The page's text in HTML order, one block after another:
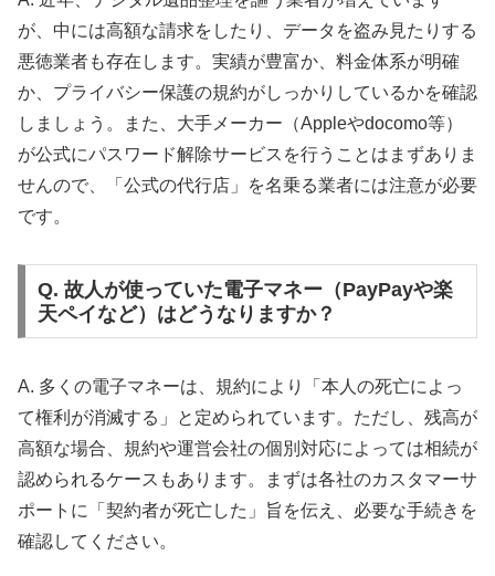
が、中には高額な請求をしたり、データを盗み見たりする
悪徳業者も存在します。実績が豊富か、料金体系が明確
か、プライバシー保護の規約がしっかりしているかを確認
しましょう。また、大手メーカー（Appleやdocomo等）
が公式にパスワード解除サービスを行うことはまずありま
せんので、「公式の代行店」を名乗る業者には注意が必要
です。
Q. 故人が使っていた電子マネー（PayPayや楽
天ペイなど）はどうなりますか？
A. 多くの電子マネーは、規約により「本人の死亡によっ
て権利が消滅する」と定められています。ただし、残高が
高額な場合、規約や運営会社の個別対応によっては相続が
認められるケースもあります。まずは各社のカスタマーサ
ポートに「契約者が死亡した」旨を伝え、必要な手続きを
確認してください。